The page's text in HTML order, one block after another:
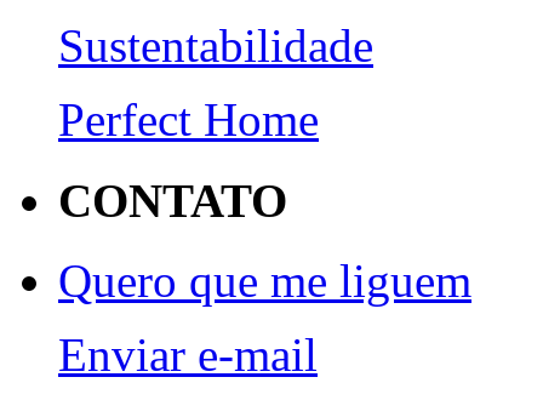
Sustentabilidade
Perfect Home
CONTATO
Quero que me liguem
Enviar e-mail